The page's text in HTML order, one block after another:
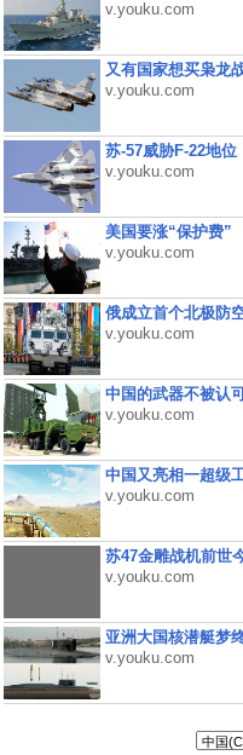
v.youku.com
又有国家想买枭龙
v.youku.com
苏-57威胁F-22地位
v.youku.com
美国要涨“保护费”
v.youku.com
俄成立首个北极防
v.youku.com
中国的武器不被认
v.youku.com
中国又亮相一超级
v.youku.com
苏47金雕战机前世
v.youku.com
亚洲大国核潜艇梦
v.youku.com